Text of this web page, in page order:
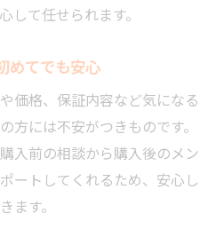
車屋に任せるメリット
車屋なら安心サポート
ができる車屋活用法
の見直しを効率的に進める
方も車屋でサポート可能
緒に保険相談できる車屋
して任せられます。
めてでも安心
価格、保証内容など気になる
方には不安がつきものです。
入前の相談から購入後のメン
ートしてくれるため、安心し
ます。